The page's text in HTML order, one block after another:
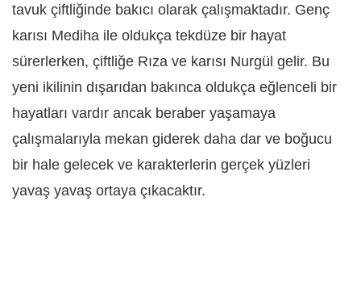
tavuk çiftliğinde bakıcı olarak çalışmaktadır. Genç
karısı Mediha ile oldukça tekdüze bir hayat
sürerlerken, çiftliğe Rıza ve karısı Nurgül gelir. Bu
yeni ikilinin dışarıdan bakınca oldukça eğlenceli bir
hayatları vardır ancak beraber yaşamaya
çalışmalarıyla mekan giderek daha dar ve boğucu
bir hale gelecek ve karakterlerin gerçek yüzleri
yavaş yavaş ortaya çıkacaktır.